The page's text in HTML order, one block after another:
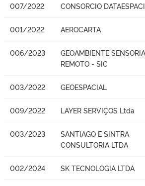
007/2022 CONSORCIO
001/2022 AEROCARTA
006/2023
GEOAMBIENTE
REMOTO - SIC
003/2022 GEOESPACIAL
009/2022 LAYER SERVIÇOS Ltda
003/2023
SANTIAGO E SINTRA
CONSULTORIA LTDA
002/2024 SK TECNOLOGIA LTDA